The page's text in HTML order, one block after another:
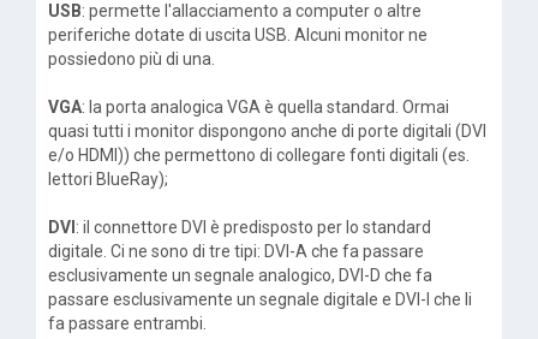
USB: permette l'allacciamento a computer o altre
periferiche dotate di uscita USB. Alcuni monitor ne
possiedono più di una.
VGA: la porta analogica VGA è quella standard. Ormai
quasi tutti i monitor dispongono anche di porte digitali (DVI
e/o HDMI)) che permettono di collegare fonti digitali (es.
lettori BlueRay);
DVI : il connettore DVI è predisposto per lo standard
digitale. Ci ne sono di tre tipi: DVI-A che fa passare
esclusivamente un segnale analogico, DVI-D che fa
passare esclusivamente un segnale digitale e DVI-I che li
fa passare entrambi.